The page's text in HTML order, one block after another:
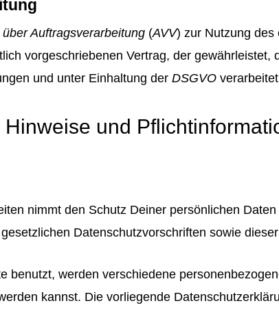
über Auftragsverarbeitung (AVV) zur Nutzung des
vorgeschriebenen Vertrag, der
und unter Einhaltung derDSGVO
und
nimmt den Schutz Deiner persönlichen
Datenschutzvorschriften sowie
benutzt, werden verschiedene
kannst. Die vorliegende